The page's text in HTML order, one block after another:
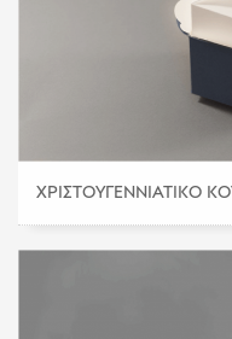
ΧΡΙΣΤΟΥΓΕΝΝΙΆΤΙΚΟ